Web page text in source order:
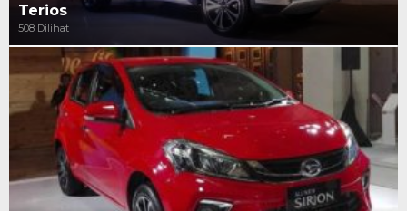
Terios
508 Dilihat